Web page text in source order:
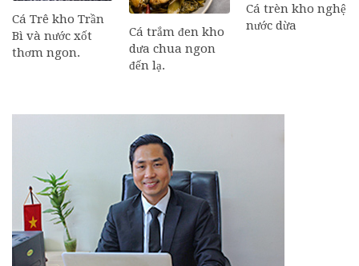
Cá Trê kho Trần
Bì và nước xốt
thơm ngon.
Cá trắm đen kho
dưa chua ngon
đến lạ.
Cá trèn kho nghệ
nước dừa